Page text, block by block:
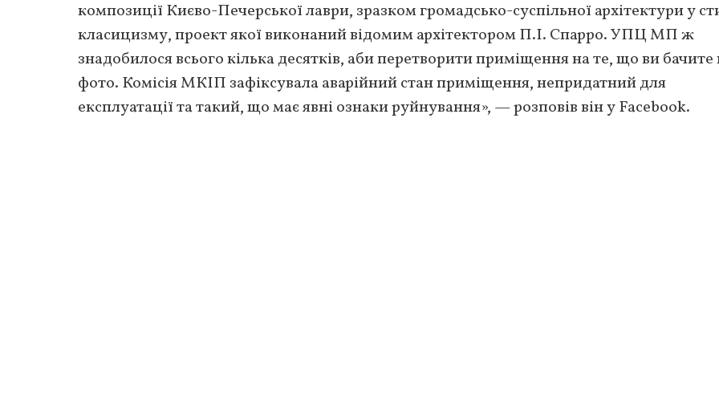
композиції Києво-Печерської лаври, зразком громадсько-суспільної архітектури у
класицизму, проект якої виконаний відомим архітектором П.І. Спарро. УПЦ МП ж
знадобилося всього кілька десятків, аби перетворити приміщення на те, що ви бачите
фото. Комісія МКІП зафіксувала аварійний стан приміщення, непридатний для
експлуатації та такий, що має явні ознаки руйнування», — розповів він у Facebook.